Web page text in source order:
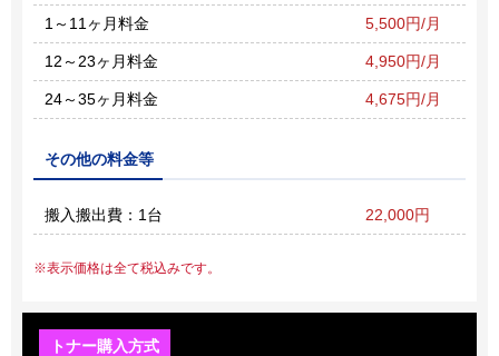
1～11ヶ月料金 5,500円/月
12～23ヶ月料金 4,950円/月
24～35ヶ月料金 4,675円/月
その他の料金等
搬入搬出費：1台 22,000円
表示価格は全て税込みです。